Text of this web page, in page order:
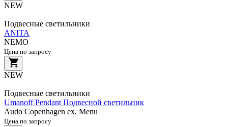
NEW
Подвесные светильники
ANITA
NEMO
Цена по запросу
NEW
Подвесные светильники
Umanoff Pendant Подвесной светильник
Audo Copenhagen ex. Menu
Цена по запросу